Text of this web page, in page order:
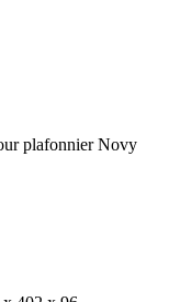
plafonnier Novy